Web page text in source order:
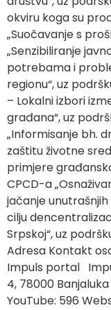
okviru koga su
„Suočavanje s
„Senzibiliranje
potrebama i
regionu“, uz
– Lokalni izbori
građana“, uz
„Informisanje bh.
zaštitu životne
primjere
CPCD-a
jačanje
cilju
Srpskoj“, uz
Adresa Kontakt
Impuls portal
4, 78000
YouTube: 596